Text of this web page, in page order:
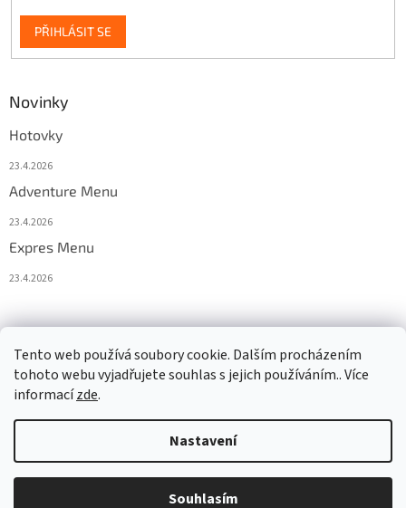
Tento web používá soubory cookie. Dalším procházením
tohoto webu vyjadřujete souhlas s jejich používáním.. Více
informacízde.
Nastavení
Souhlasím
PŘIHLÁSIT SE
Novinky
Hotovky
23.4.2026
Adventure Menu
23.4.2026
Expres Menu
23.4.2026
Copyright 2026www.333adventures.com. Všechna práva
vyhrazena.